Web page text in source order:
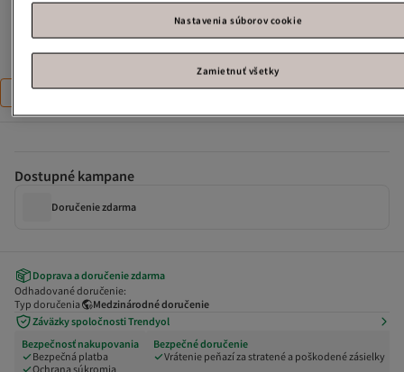
37 38 39 40 41 42 43 44
Dostupné kampane
Doručenie zdarma
Doprava a doručenie zdarma
Odhadované doručenie:
Typ doručenia
Medzinárodné doručenie
Záväzky spoločnosti Trendyol
Bezpečnosť nakupovania
Bezpečná platba
Ochrana súkromia
Bezpečné doručenie
Vrátenie peňazí za stratené a poškodené zásielky
Nastavenia súborov cookie
Zamietnuť všetky